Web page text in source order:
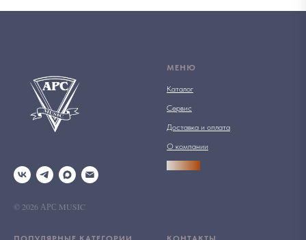
© 2026 АРС MUSIC
МЕНЮ
Каталог
Сервис
Доставка и оплата
О компании